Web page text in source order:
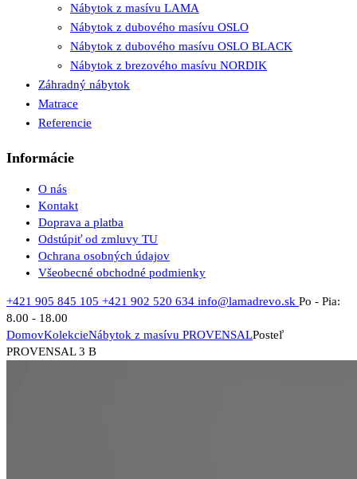
Nábytok z masívu LAMA
Nábytok z dubového masívu OSLO
Nábytok z dubového masívu OSLO BLACK
Nábytok z brezového masívu NORDIK
Záhradný nábytok
Matrace
Referencie
Informácie
O nás
Kontakt
Doprava a platba
Odstúpiť od zmluvy TU
Ochrana osobných údajov
Všeobecné obchodné podmienky
+421 905 845 105 +421 902 520 634 info@lamadrevo.sk Po - Pia:
8.00 - 18.00
DomovKolekcieNábytok z masívu PROVENSALPosteľ
PROVENSAL 3 B